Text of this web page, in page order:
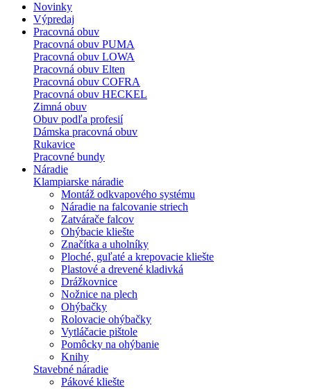
Novinky
Výpredaj
Pracovná obuv
Pracovná obuv PUMA
Pracovná obuv LOWA
Pracovná obuv Elten
Pracovná obuv COFRA
Pracovná obuv HECKEL
Zimná obuv
Obuv podľa profesií
Dámska pracovná obuv
Rukavice
Pracovné bundy
Náradie
Klampiarske náradie
Montáž odkvapového systému
Náradie na falcovanie striech
Zatvárače falcov
Ohýbacie kliešte
Značítka a uholníky
Ploché, guľaté a krepovacie kliešte
Plastové a drevené kladivká
Drážkovnice
Nožnice na plech
Ohýbačky
Rolovacie ohýbačky
Vytláčacie pištole
Pomôcky na ohýbanie
Knihy
Stavebné náradie
Pákové kliešte